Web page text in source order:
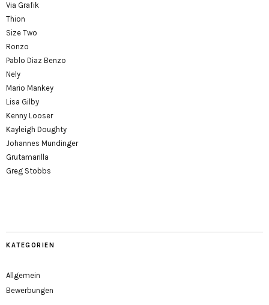
Via Grafik
Thion
Size Two
Ronzo
Pablo Diaz Benzo
Nely
Mario Mankey
Lisa Gilby
Kenny Looser
Kayleigh Doughty
Johannes Mundinger
Grutamarilla
Greg Stobbs
KATEGORIEN
Allgemein
Bewerbungen